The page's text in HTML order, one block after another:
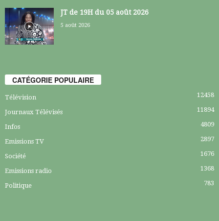
JT de 19H du 05 août 2026
5 août 2026
CATÉGORIE POPULAIRE
Télévision 12458
Journaux Télévisés 11894
Infos 4809
Emissions TV 2897
Société 1676
Emissions radio 1368
Politique 783